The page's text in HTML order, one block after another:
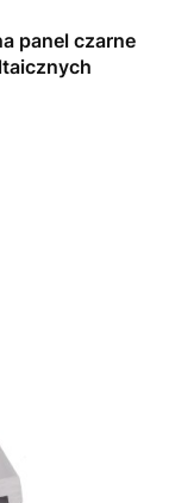
panel czarne